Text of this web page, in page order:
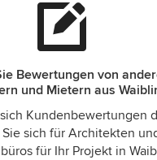
Bewertungen von
und Mietern aus
Kundenbewertungen
sich für Architekten
für Ihr Projekt in